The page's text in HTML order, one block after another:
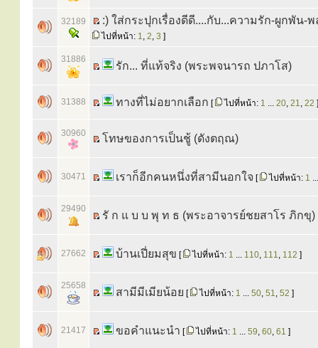
32189 :) ใส่กระปุกเรื่องดีดี....กับ...ความรัก-ผูกพัน-
ไปที่หน้า: 1, 2, 3 ]
31886
รัก... ที่แท้จริง (พระพจนารถ ปภาโส)
31388 ทางที่ไม่อยากเลือก [ ไปที่หน้า: 1 ... 20, 21, 22 ]
30960 โทษของการเป็นชู้ (ดังตฤณ)
30471 เราก็อีกคนหนึ่งที่สามีนอกใจ [ ไปที่หน้า: 1
29490
รั ก แ บ บ พุ ท ธ (พระอาจารย์ชยสาโร ภิกขุ)
27662 บ้านเปี่ยมสุข [ ไปที่หน้า: 1 ... 110, 111, 112 ]
25658
สามีมีเมียน้อย [ ไปที่หน้า: 1 ... 50, 51, 52 ]
21417 ขอคำแนะนำ [ ไปที่หน้า: 1 ... 59, 60, 61 ]